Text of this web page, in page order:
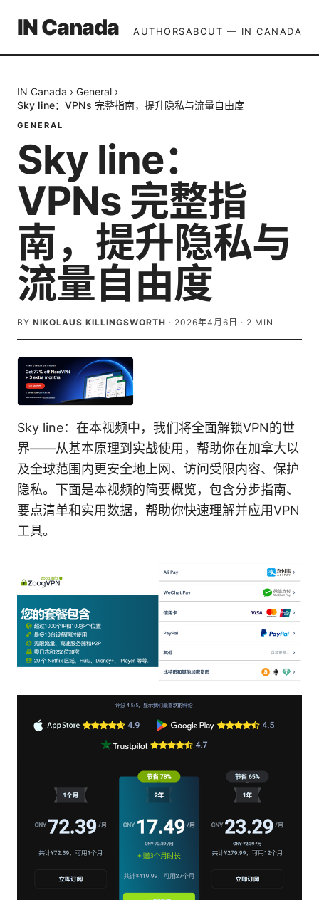
IN Canada AUTHORSABOUT — IN CANADA
IN Canada › General ›
Sky line：VPNs 完整指南，提升隐私与流量自由度
GENERAL
Sky line：
VPNs 完整指
南，提升隐私与
流量自由度
BY NIKOLAUS KILLINGSWORTH · 2026年4月6日 · 2 MIN
Sky line：在本视频中，我们将全面解锁VPN的世
界——从基本原理到实战使用，帮助你在加拿大以
及全球范围内更安全地上网、访问受限内容、保护
隐私。下面是本视频的简要概览，包含分步指南、
要点清单和实用数据，帮助你快速理解并应用VPN
工具。